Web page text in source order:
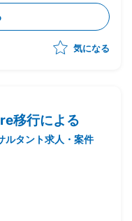
ー・オフショア開
ケーションの推進気になる
移行による
ルタント求人・案件